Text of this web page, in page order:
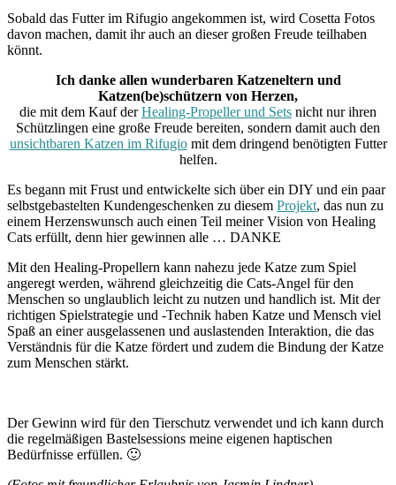
Sobald das Futter im Rifugio angekommen ist, wird Cosetta Fotos
davon machen, damit ihr auch an dieser großen Freude teilhaben
könnt.
Ich danke allen wunderbaren Katzeneltern und
Katzen(be)schützern von Herzen,
die mit dem Kauf derHealing-Propeller und Sets nicht nur ihren
Schützlingen eine große Freude bereiten, sondern damit auch den
unsichtbaren Katzen im Rifugiomit dem dringend benötigten Futter
helfen.
Es begann mit Frust und entwickelte sich über ein DIY und ein paar
selbstgebastelten Kundengeschenken zu diesem Projekt, das nun zu
einem Herzenswunsch auch einen Teil meiner Vision von Healing
Cats erfüllt, denn hier gewinnen alle … DANKE
Mit den Healing-Propellern kann nahezu jede Katze zum Spiel
angeregt werden, während gleichzeitig die Cats-Angel für den
Menschen so unglaublich leicht zu nutzen und handlich ist. Mit der
richtigen Spielstrategie und -Technik haben Katze und Mensch viel
Spaß an einer ausgelassenen und auslastenden Interaktion, die das
Verständnis für die Katze fördert und zudem die Bindung der Katze
zum Menschen stärkt.
Der Gewinn wird für den Tierschutz verwendet und ich kann durch
die regelmäßigen Bastelsessions meine eigenen haptischen
Bedürfnisse erfüllen. 🙂